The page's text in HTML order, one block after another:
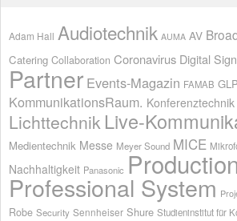
Adam Hall Audiotechnik AUMA AV
Catering Collaboration Coronavirus Digital
Partner Events-Magazin FAMAB GLP
KommunikationsRaum. Konferenztechnik
Lichttechnik Live-
Medientechnik Messe Meyer Sound MICE
Nachhaltigkeit Panasonic
Professional System
Robe Security Sennheiser Shure Studieninstitut für